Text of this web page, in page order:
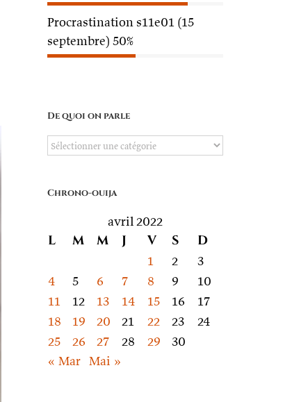
Procrastination s11e01 (15
septembre) 50%
De quoi on parle
De
parle
Chrono-ouija
avril 2022
L M M J V S D
1 2
3
4
5 6 7 8 9
10
11
12 13 14 15 16
17
18
19 20 21 22 23
24
25
26 27 28 29
30
« Mar Mai »